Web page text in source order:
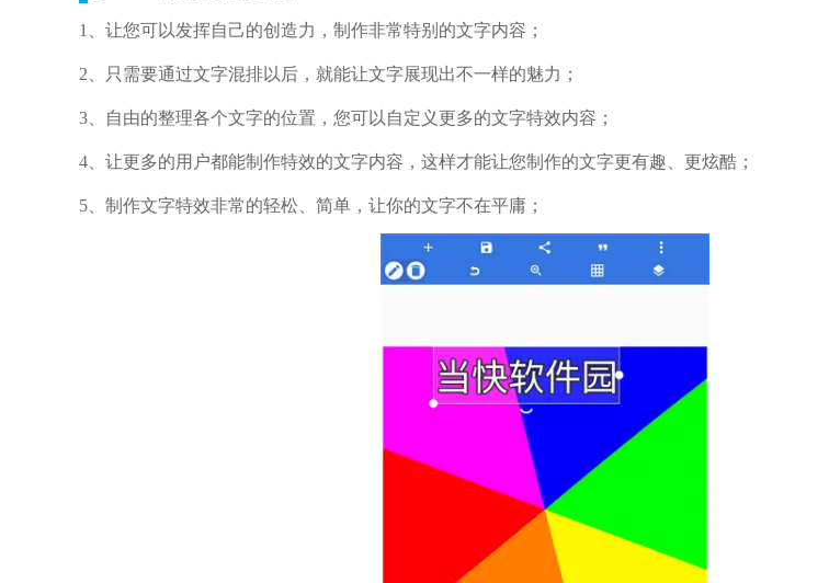
1、让您可以发挥自己的创造力，制作非常特别的文字内容；
2、只需要通过文字混排以后，就能让文字展现出不一样的魅力；
3、自由的整理各个文字的位置，您可以自定义更多的文字特效内容；
4、让更多的用户都能制作特效的文字内容，这样才能让您制作的文字更有趣、更炫酷；
5、制作文字特效非常的轻松、简单，让你的文字不在平庸；